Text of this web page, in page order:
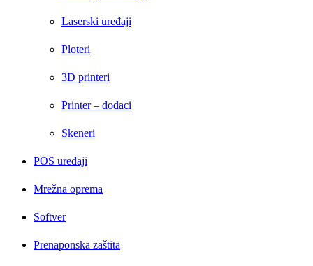
Laserski uređaji
Ploteri
3D printeri
Printer – dodaci
Skeneri
POS uređaji
Mrežna oprema
Softver
Prenaponska zaštita